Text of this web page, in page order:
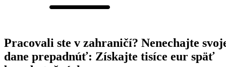
Pracovali ste v zahraničí? Nenechajte
dane prepadnúť: Získajte tisíce eur späť